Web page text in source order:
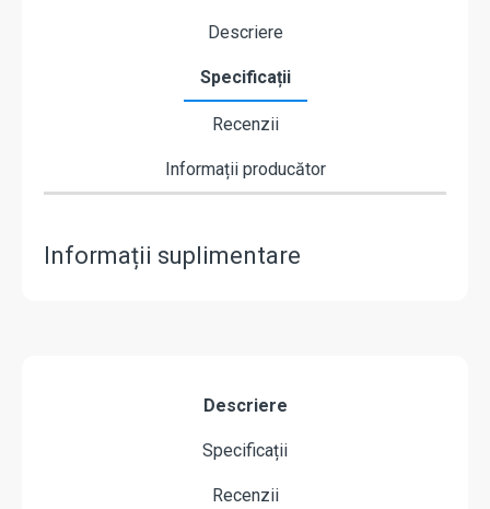
Descriere
Specificații
Recenzii
Informații producător
Informații suplimentare
Descriere
Specificații
Recenzii